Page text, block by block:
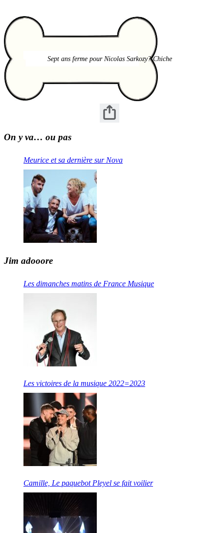
Sept ans ferme pour Nicolas Sarkozy? Chiche
On y va… ou pas
Meurice et sa dernière sur Nova
Jim adooore
Les dimanches matins de France Musique
Les victoires de la musique 2022=2023
Camille, Le paquebot Pleyel se fait voilier